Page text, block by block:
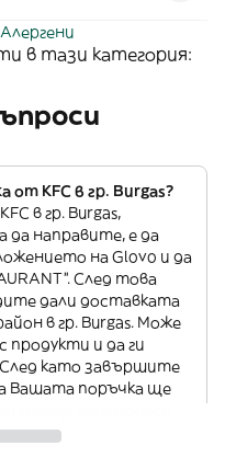
в тази категория:
от KFC в гр. Burgas?
в гр. Burgas,
направите, е да
на Glovo и да
След това
дали доставката
в гр. Burgas. Може
продукти и да ги
като завършите
Вашата поръчка ще